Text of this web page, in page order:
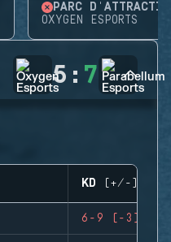
PARC
OXYGEN ESPORTS
5 : 7
KD (+/-)
6-9 (-3)